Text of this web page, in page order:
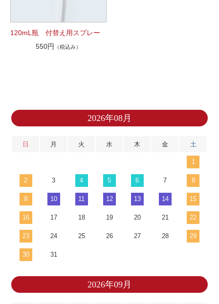
120mL瓶 付替え用スプレー
550円
（税込み）
2026年08月
日 月 火 水 木 金 土
1
2 3 4 5 6 7 8
9 10 11 12 13 14 15
16 17 18 19 20 21 22
23 24 25 26 27 28 29
30 31
2026年09月